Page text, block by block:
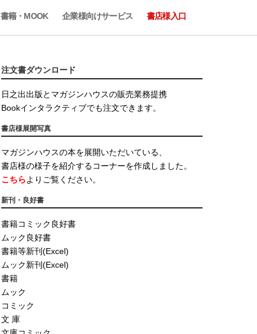
書籍・MOOK 企業様向けサービス 書店様入口
注文書ダウンロード
日之出出版とマガジンハウスの販売業務提携
Bookインタラクティブでも注文できます。
書店様展開写真
マガジンハウスの本を展開いただいている、
書店様の様子を紹介するコーナーを作成しました。
こちらよりご覧ください。
新刊・良好書
書籍コミック良好書
ムック良好書
書籍等新刊(Excel)
ムック新刊(Excel)
書籍
ムック
コミック
文 庫